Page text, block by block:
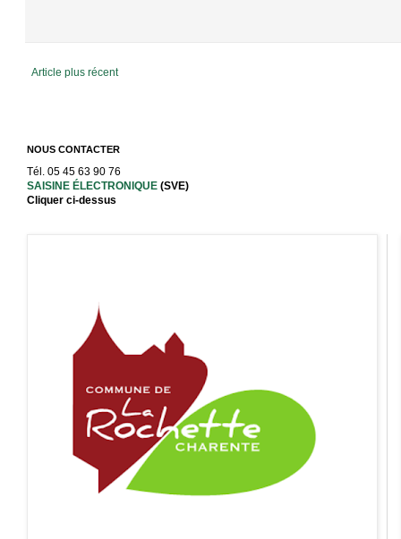
Article plus récent
NOUS CONTACTER
Tél. 05 45 63 90 76
SAISINE ÉLECTRONIQUE (SVE)
Cliquer ci-dessus